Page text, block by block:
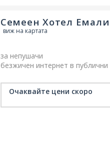
Семеен Хотел Емали
виж на картата
за непушачи
безжичен интернет в публични
домашни любимци - забранени
безплатен паркинг (частен) на
Очаквайте цени скоро